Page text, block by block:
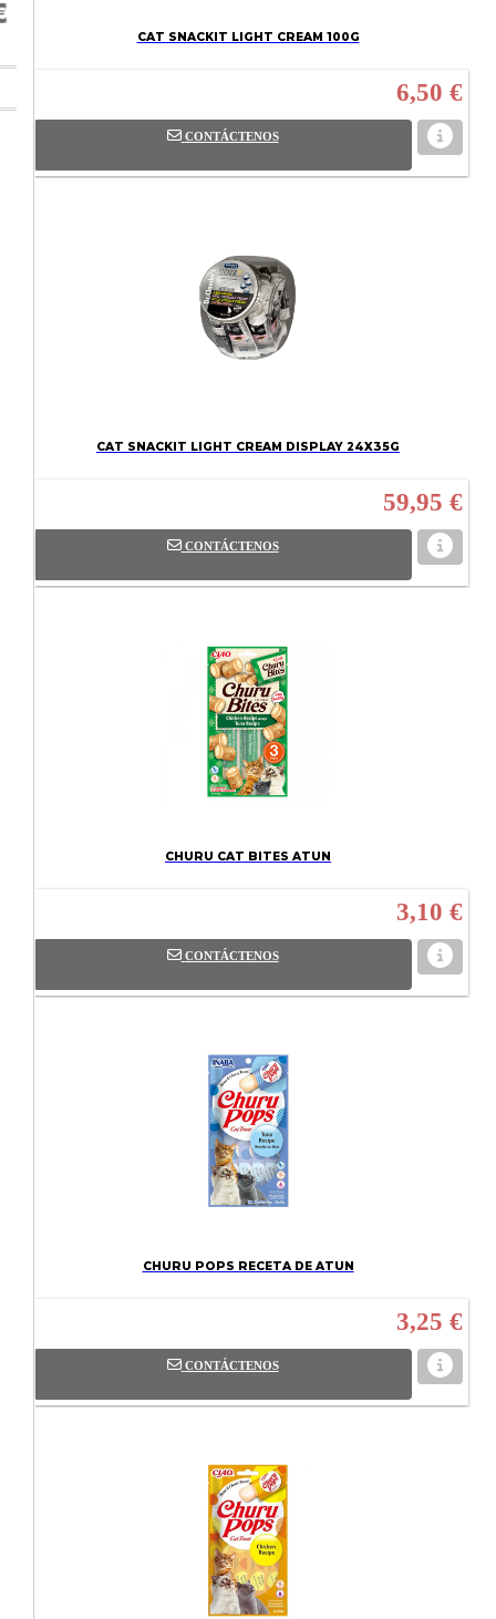
CAT SNACKIT LIGHT CREAM 100G
6,50 €
CONTÁCTENOS
CAT SNACKIT LIGHT CREAM DISPLAY 24X35G
59,95 €
CONTÁCTENOS
CHURU CAT BITES ATUN
3,10 €
CONTÁCTENOS
CHURU POPS RECETA DE ATUN
3,25 €
CONTÁCTENOS